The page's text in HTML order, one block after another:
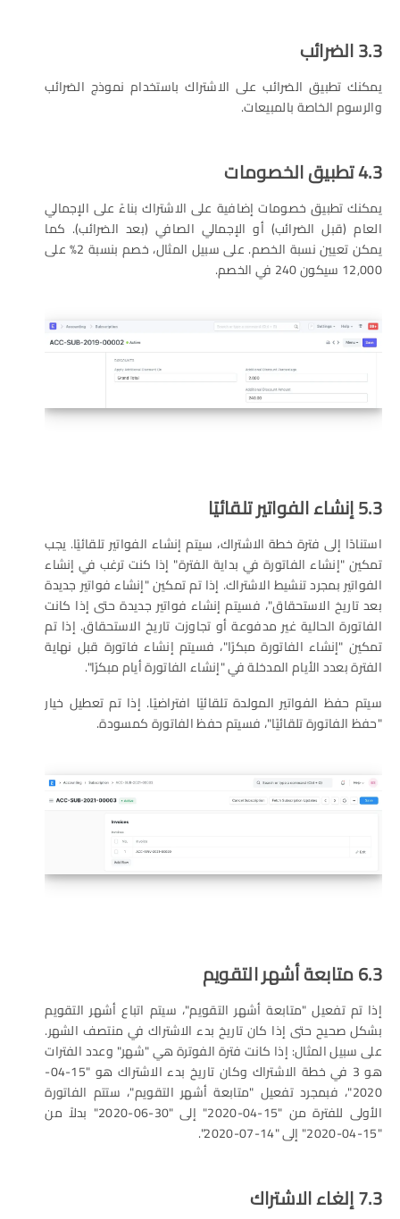
3.3 الضرائب
يمكنك تطبيق الضرائب على الاشتراك باستخدام نموذج الضرائب
والرسوم الخاصة بالمبيعات.
4.3 تطبيق الخصومات
يمكنك تطبيق خصومات إضافية على الاشتراك بناءً على الإجمالي
العام (قبل الضرائب) أو الإجمالي الصافي (بعد الضرائب). كما
يمكن تعيين نسبة الخصم. على سبيل المثال، خصم بنسبة 2% على
12,000 سيكون 240 في الخصم.
5.3 إنشاء الفواتير تلقائيًا
استنادًا إلى فترة خطة الاشتراك، سيتم إنشاء الفواتير تلقائيًا. يجب
تمكين "إنشاء الفاتورة في بداية الفترة" إذا كنت ترغب في إنشاء
الفواتير بمجرد تنشيط الاشتراك. إذا تم تمكين "إنشاء فواتير جديدة
بعد تاريخ الاستحقاق"، فسيتم إنشاء فواتير جديدة حتى إذا كانت
الفاتورة الحالية غير مدفوعة أو تجاوزت تاريخ الاستحقاق. إذا تم
تمكين "إنشاء الفاتورة مبكرًا"، فسيتم إنشاء فاتورة قبل نهاية
الفترة بعدد الأيام المدخلة في "إنشاء الفاتورة أيام مبكرًا".
سيتم حفظ الفواتير المولدة تلقائيًا افتراضيًا. إذا تم تعطيل خيار
"حفظ الفاتورة تلقائيًا"، فسيتم حفظ الفاتورة كمسودة.
6.3 متابعة أشهر التقويم
إذا تم تفعيل "متابعة أشهر التقويم"، سيتم اتباع أشهر التقويم
بشكل صحيح حتى إذا كان تاريخ بدء الاشتراك في منتصف الشهر.
على سبيل المثال: إذا كانت فترة الفوترة هي "شهر" وعدد الفترات
هو 3 في خطة الاشتراك وكان تاريخ بدء الاشتراك هو "15-04-
2020"، فبمجرد تفعيل "متابعة أشهر التقويم"، ستتم الفاتورة
الأولى للفترة من "15-04-2020" إلى "30-06-2020" بدلاً من
"15-04-2020" إلى "14-07-2020".
7.3 إلغاء الاشتراك